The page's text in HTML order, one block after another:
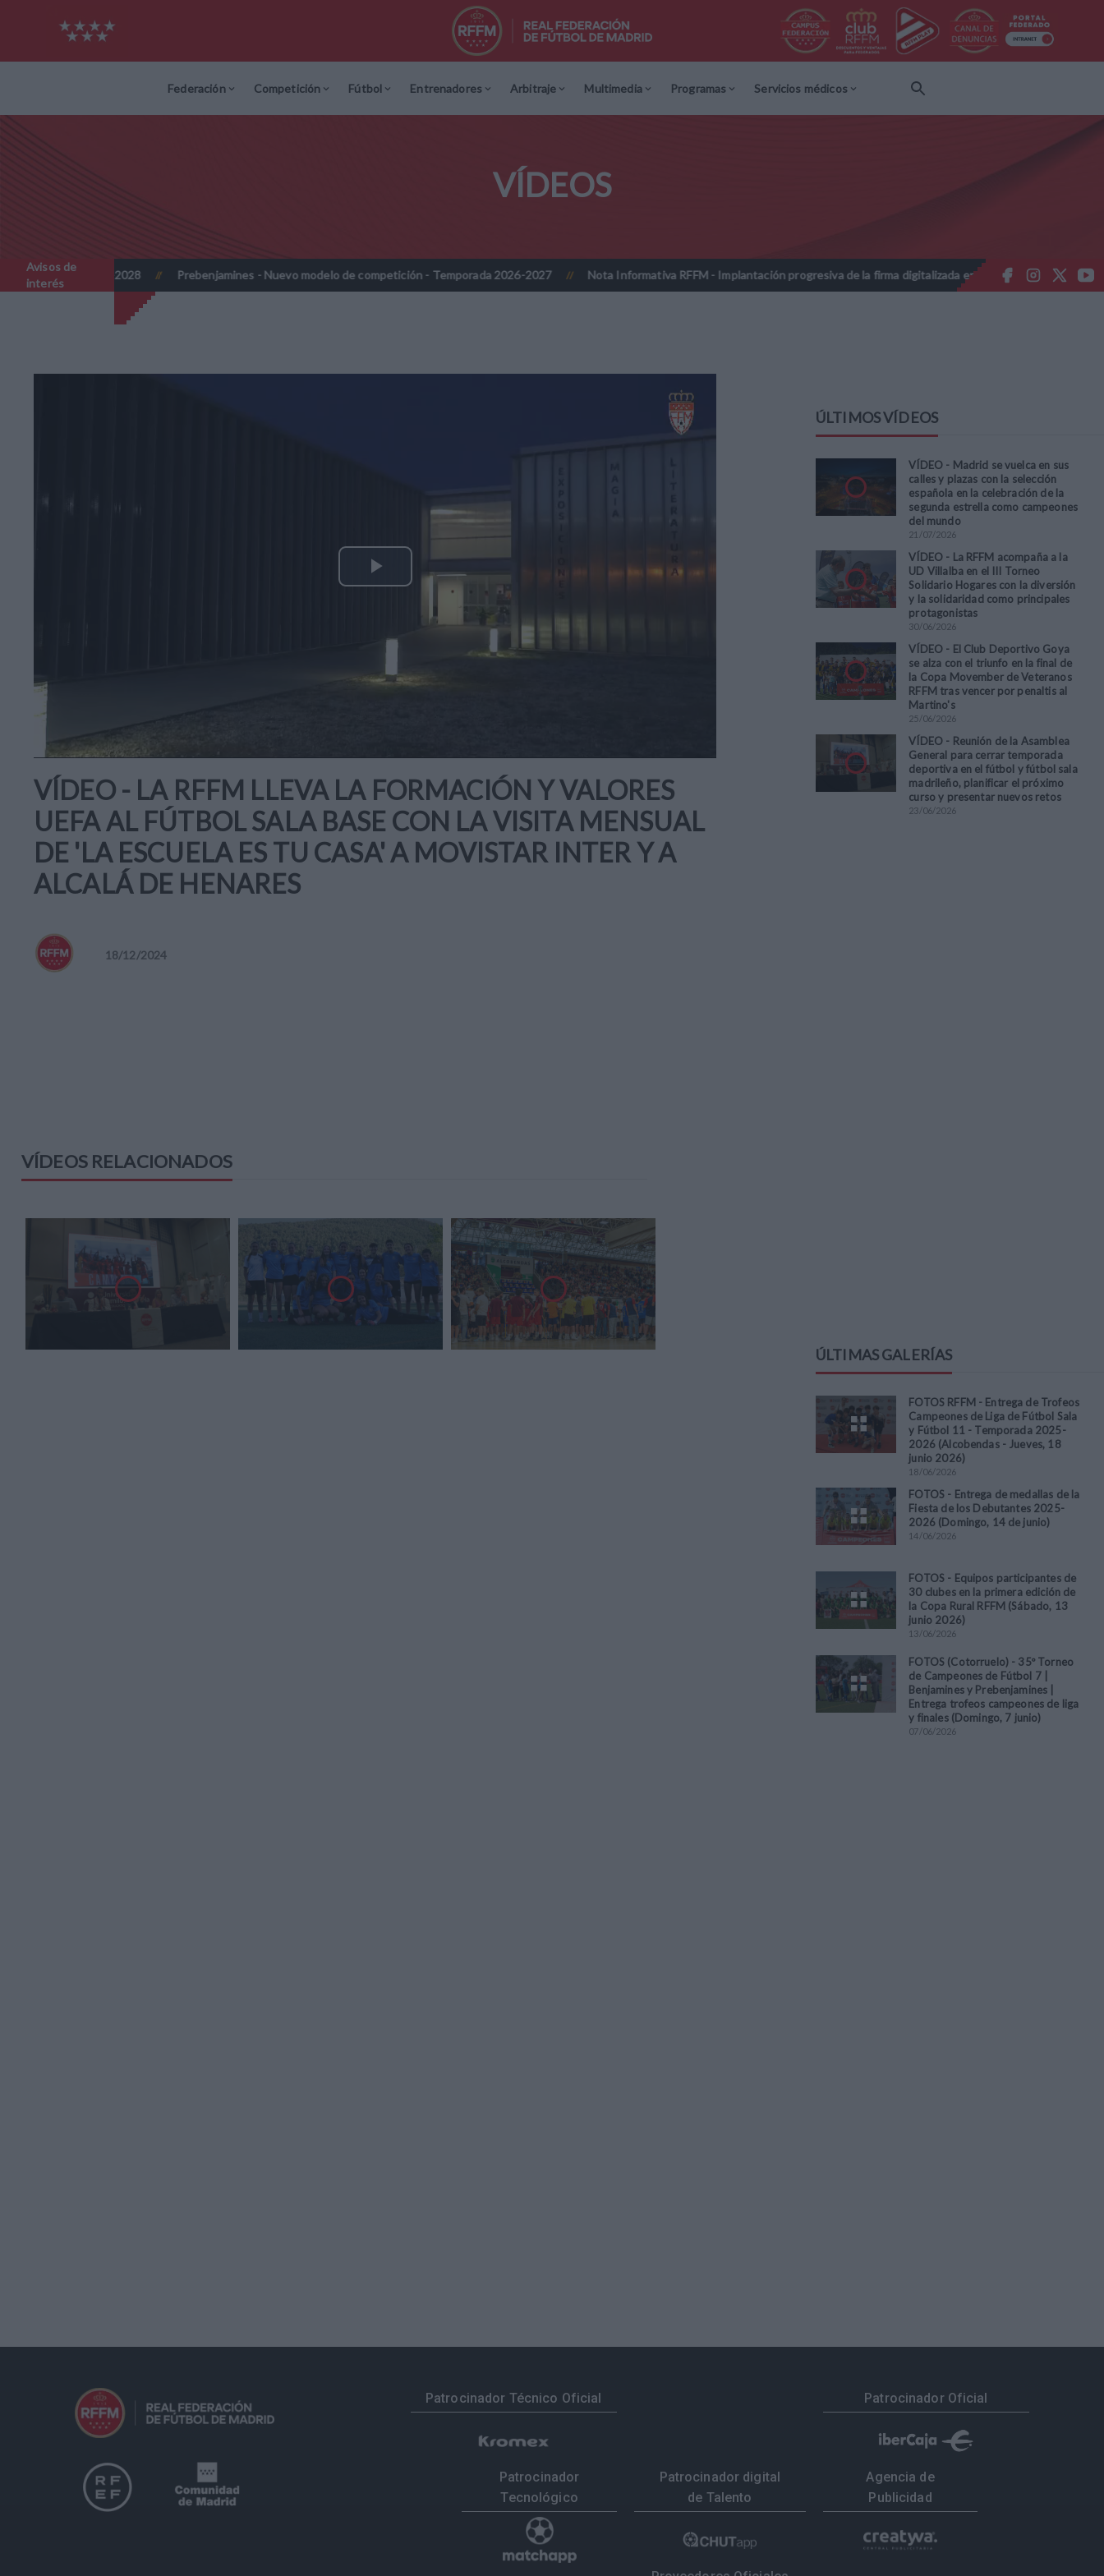
Federación Competición Fútbol Entrenadores Arbitraje Multimedia Programas Servicios médicos
VÍDEOS
Avisos de
interés
2027-2028 Prebenjamines - Nuevo modelo de competición - Temporada 2026-2027 // Nota Informativa RFFM - Implantación progresiva de la firma digitalizada en las licencias federativas - Temporada
Play
Video
VÍDEO - LA RFFM LLEVA LA FORMACIÓN Y VALORES
UEFA AL FÚTBOL SALA BASE CON LA VISITA MENSUAL
DE 'LA ESCUELA ES TU CASA' A MOVISTAR INTER Y A
ALCALÁ DE HENARES
18/12/2024
VÍDEOS RELACIONADOS
ÚLTIMOS VÍDEOS
VÍDEO - Madrid se vuelca en sus
calles y plazas con la selección
española en la celebración de la
segunda estrella como campeones
del mundo
21 /07/2026
VÍDEO - La RFFM acompaña a la
UD Villalba en el III Torneo
Solidario Hogares con la diversión
y la solidaridad como principales
protagonistas
30/06/2026
VÍDEO - El Club Deportivo Goya
se alza con el triunfo en la final de
la Copa Movember de Veteranos
RFFM tras vencer por penaltis al
Martino's
25/06/2026
VÍDEO - Reunión de la Asamblea
General para cerrar temporada
deportiva en el fútbol y fútbol sala
madrileño, planificar el próximo
curso y presentar nuevos retos
23/06/2026
ÚLTIMAS GALERÍAS
FOTOS RFFM - Entrega de Trofeos
Campeones de Liga de Fútbol Sala
y Fútbol 11 - Temporada 2025-
2026 (Alcobendas - Jueves, 18
junio 2026)
18/06/2026
FOTOS - Entrega de medallas de la
Fiesta de los Debutantes 2025-
2026 (Domingo, 14 de junio)
14/06/2026
FOTOS - Equipos participantes de
30 clubes en la primera edición de
la Copa Rural RFFM (Sábado, 13
junio 2026)
13/06/2026
FOTOS (Cotorruelo) - 35º Torneo
de Campeones de Fútbol 7 |
Benjamines y Prebenjamines |
Entrega trofeos campeones de liga
y finales (Domingo, 7 junio)
07/06/2026
Patrocinador Técnico Oficial Patrocinador Oficial
Patrocinador
Tecnológico
Patrocinador digital
de Talento
Agencia de
Publicidad